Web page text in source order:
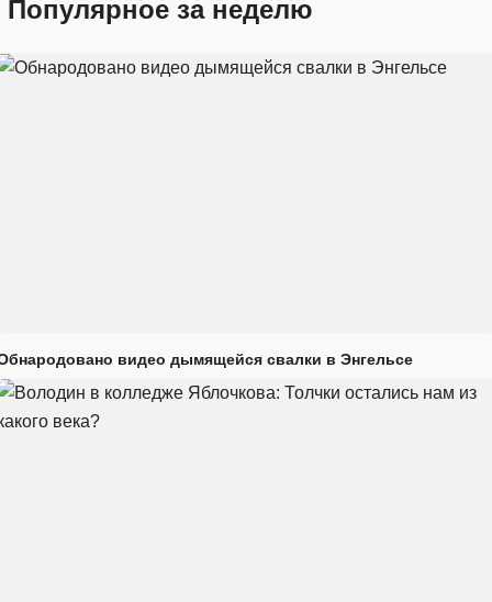
Популярное за неделю
видео дымящейся свалки в Энгельсе